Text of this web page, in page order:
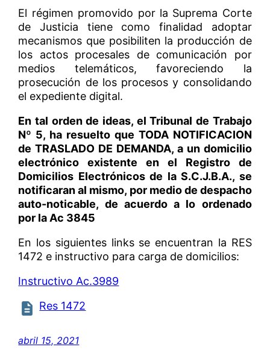
El régimen promovido por la Suprema Corte
de Justicia tiene como finalidad adoptar
mecanismos que posibiliten la producción de
los actos procesales de comunicación por
medios telemáticos, favoreciendo la
prosecución de los procesos y consolidando
el expediente digital.
En tal orden de ideas, el Tribunal de Trabajo
Nº 5, ha resuelto que TODA NOTIFICACION
de TRASLADO DE DEMANDA, a un domicilio
electrónico existente en el Registro de
Domicilios Electrónicos de la S.C.J.B.A., se
notificaran al mismo, por medio de despacho
auto-noticable, de acuerdo a lo ordenado
por la Ac 3845
En los siguientes links se encuentran la RES
1472 e instructivo para carga de domicilios:
Instructivo Ac.3989
Res 1472
abril 15, 2021